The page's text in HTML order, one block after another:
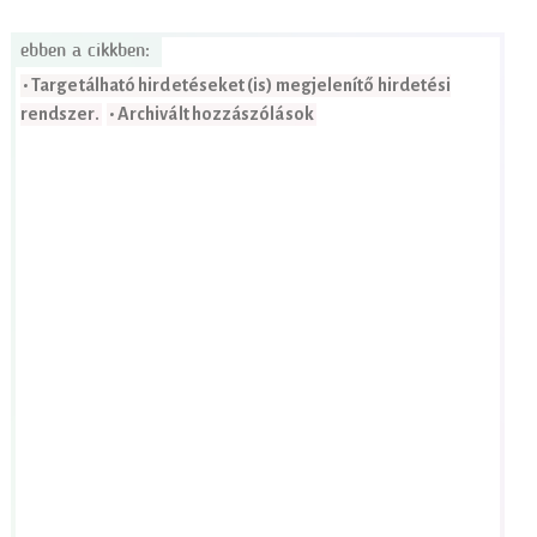
ebben a cikkben:
• Targetálható hirdetéseket (is) megjelenítő hirdetési
rendszer. • Archivált hozzászólások